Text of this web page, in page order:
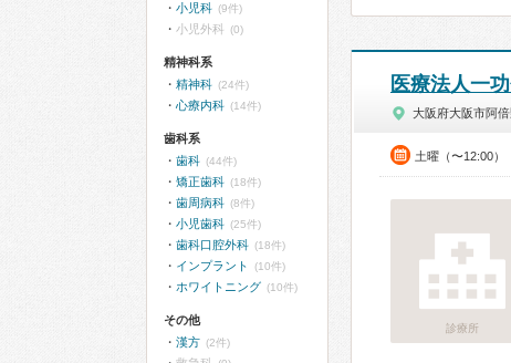
医療法人一
大阪府大阪市阿
土曜（〜12:00）
診療所
小児科 (9件)
小児外科 (0)
精神科系
精神科 (24件)
心療内科 (14件)
歯科系
歯科 (44件)
矯正歯科 (18件)
歯周病科 (8件)
小児歯科 (25件)
歯科口腔外科 (18件)
インプラント (10件)
ホワイトニング (10件)
その他
漢方 (2件)